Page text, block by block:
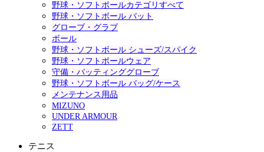
野球・ソフトボールカテゴリすべて
野球・ソフトボール バット
グローブ・グラブ
ボール
野球・ソフトボール シューズ/スパイク
野球・ソフトボールウェア
守備・バッティンググローブ
野球・ソフトボール バッグ/ケース
メンテナンス用品
MIZUNO
UNDER ARMOUR
ZETT
テニス